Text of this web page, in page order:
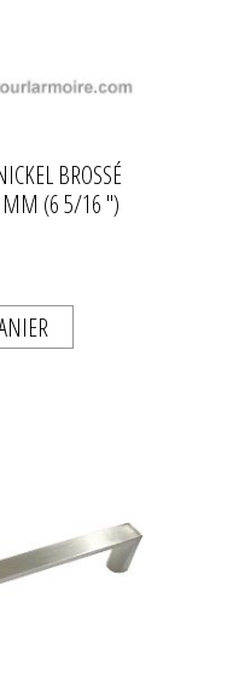
BROSSÉ
MM (6 5/16 ")